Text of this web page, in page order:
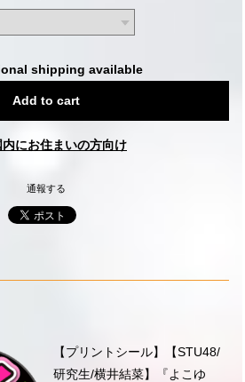
shipping available
Add to cart
内にお住まいの方向け
通報する
【プリントシール】【STU48/
研究生/横井結菜】『よこゆ